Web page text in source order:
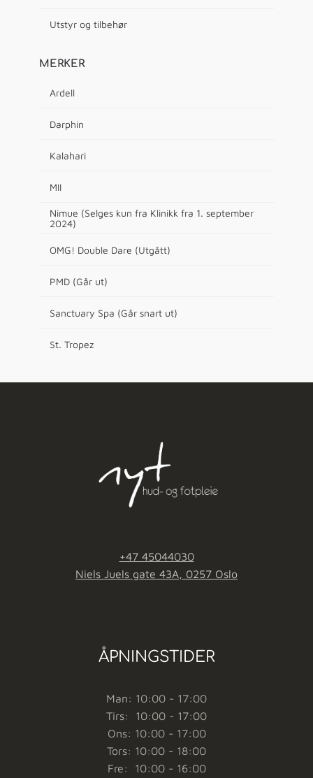
Utstyr og tilbehør
MERKER
Ardell
Darphin
Kalahari
MII
Nimue (Selges kun fra Klinikk fra 1. september
2024)
OMG! Double Dare (Utgått)
PMD (Går ut)
Sanctuary Spa (Går snart ut)
St. Tropez
+47 45044030
Niels Juels gate 43A, 0257 Oslo
ÅPNINGSTIDER
Man: 10:00 - 17:00
Tirs: 10:00 - 17:00
Ons: 10:00 - 17:00
Tors: 10:00 - 18:00
Fre: 10:00 - 16:00